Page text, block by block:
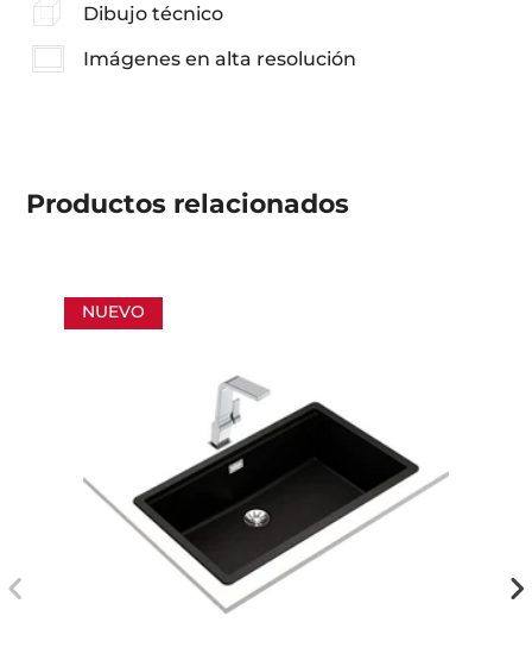
Dibujo técnico
Imágenes en alta resolución
Productos relacionados
NUEVO